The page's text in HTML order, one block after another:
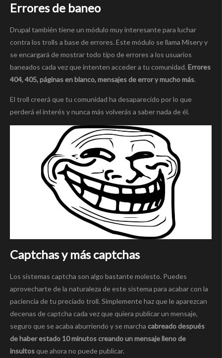
Errores de baneo
Drupal también tiene un módulo muy interesante para luchar
contra los trolls a base de errores. Este módulo se llama Misery y
se encargará de mostrar todo tipo de errores a los usuarios
baneados cada vez que intenten acceder a tu comunidad. Errores
404, 405, páginas en blanco, mensajes de error y mucho más.
El troll creerá que tu comunidad ha desaparecido por lo que
perderá el interés y nunca más volverás a saber nada de él.
Captchas y más captchas
Los sistemas captcha son algo bastante molesto. Puedes
aprovecharte de la naturaleza de este sistema para acabar con la
paciencia de tu preciado troll. Simplemente haz que le aparezcan
decenas de captcha cada vez que quiera publicar un mensaje,
seguro que se acaba aburriendo y se marcha cabreado después
de haber estado 10 minutos creando un mensaje lleno de
insultosque ahora no puede publicar.